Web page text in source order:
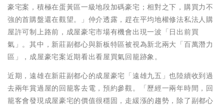
豪宅案，積極在蛋黃區一級地段加碼豪宅；相對之下，購買力不
強的首購盤還在觀望。」仲介透露，趕在平均地權修法私法人購
屋許可制上路前，成屋豪宅市場有機會出現一波「日出前買
氣」。其中，新莊副都心與新板特區被視為新北兩大「百萬潛力
區」，成屋豪宅案近期看出看屋買氣回籠跡象。
近期，遠雄在新莊副都心的成屋豪宅「遠雄九五」也陸續收到過
去兩年賞過屋的回籠客去電，預約參觀。「歷經一兩年時間，回
籠客會發現成屋豪宅的價值很穩固，走緩漲的趨勢，除了副都心